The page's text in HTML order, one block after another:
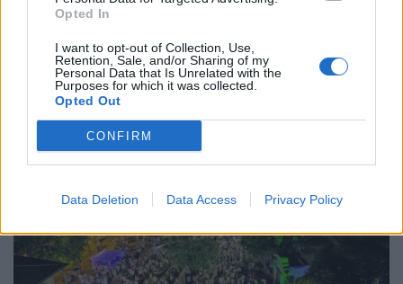
Opted In
I want to opt-out of Collection, Use,
Retention, Sale, and/or Sharing of my
Personal Data that Is Unrelated with the
Purposes for which it was collected.
Opted Out
CONFIRM
Data Deletion Data Access Privacy Policy
Placa improvisada pede civismo, sacos respondem
no passeio
7/08/2026